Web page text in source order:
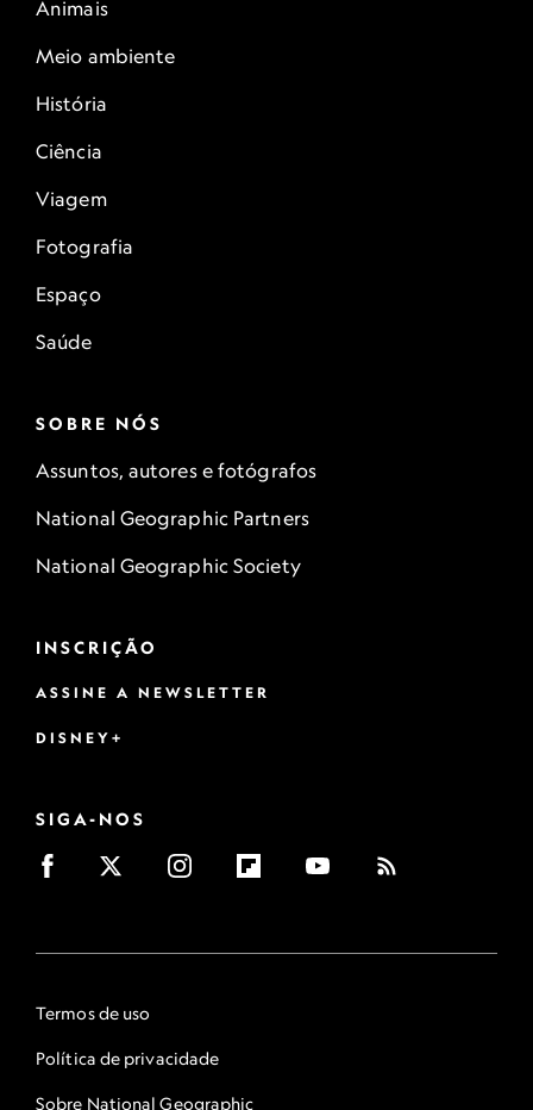
Animais
Meio ambiente
História
Ciência
Viagem
Fotografia
Espaço
Saúde
SOBRE NÓS
Assuntos, autores e fotógrafos
National Geographic Partners
National Geographic Society
INSCRIÇÃO
ASSINE A NEWSLETTER
DISNEY+
SIGA-NOS
Termos de uso
Política de privacidade
Sobre National Geographic